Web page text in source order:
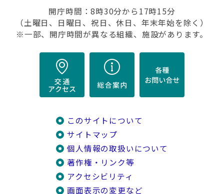
開庁時間：8時30分から17時15分
（土曜日、日曜日、祝日、休日、年末年始を除く）
※一部、開庁時間が異なる組織、施設があります。
このサイトについて
サイトマップ
個人情報の取扱いについて
著作権・リンク等
アクセシビリティ
画面表示の変更など